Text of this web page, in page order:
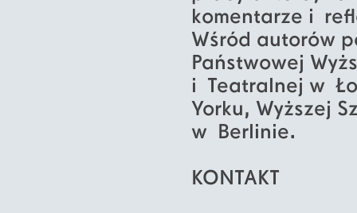
komentarze i
Wśród autorów
Państwowej
i Teatralnej w
Yorku, Wyższej
w Berlinie.
KONTAKT